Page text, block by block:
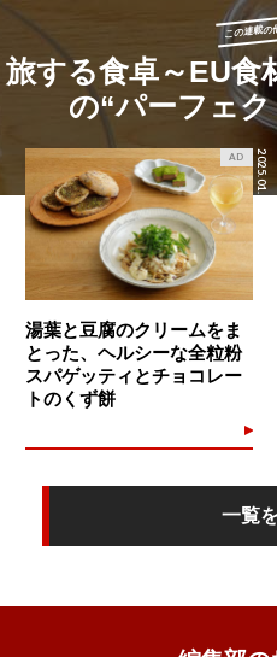
この連載の
旅する食卓～EU食
の“パーフェ
2025.01.14
AD
湯葉と豆腐のクリームをま
とった、ヘルシーな全粒粉
スパゲッティとチョコレー
トのくず餅
一覧